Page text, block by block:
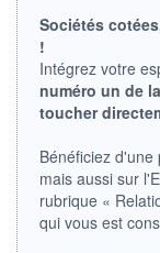
+ HAUT
VOLUME
586 282
21 910 MUSD
LIMITE À LA
BAISSE
141,030
Sociétés
!
Intégrez votre
numéro un de
toucher
Bénéficiez
mais aussi sur
rubrique «
qui vous est